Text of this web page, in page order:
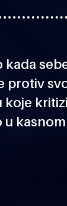
kada
protiv
koje